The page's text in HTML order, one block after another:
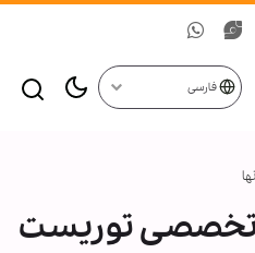
فارسی
توریست